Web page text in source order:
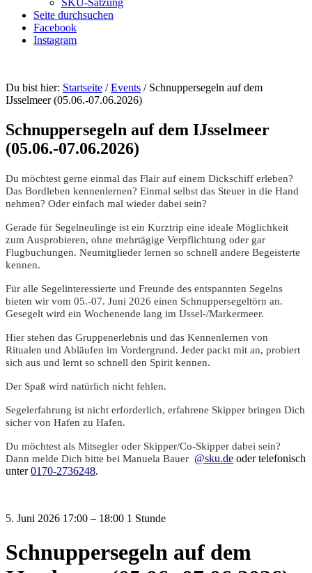
SKU-Satzung
Seite durchsuchen
Facebook
Instagram
Du bist hier: Startseite /Events / Schnuppersegeln auf dem
IJsselmeer (05.06.-07.06.2026)
Schnuppersegeln auf dem IJsselmeer
(05.06.-07.06.2026)
Du möchtest gerne einmal das Flair auf einem Dickschiff erleben?
Das Bordleben kennenlernen? Einmal selbst das Steuer in die Hand
nehmen? Oder einfach mal wieder dabei sein?
Gerade für Segelneulinge ist ein Kurztrip eine ideale Möglichkeit
zum Ausprobieren, ohne mehrtägige Verpflichtung oder gar
Flugbuchungen. Neumitglieder lernen so schnell andere Begeisterte
kennen.
Für alle Segelinteressierte und Freunde des entspannten Segelns
bieten wir vom 05.-07. Juni 2026 einen Schnuppersegeltörn an.
Gesegelt wird ein Wochenende lang im IJssel-/Markermeer.
Hier stehen das Gruppenerlebnis und das Kennenlernen von
Ritualen und Abläufen im Vordergrund. Jeder packt mit an, probiert
sich aus und lernt so schnell den Spirit kennen.
Der Spaß wird natürlich nicht fehlen.
Segelerfahrung ist nicht erforderlich, erfahrene Skipper bringen Dich
sicher von Hafen zu Hafen.
Du möchtest als Mitsegler oder Skipper/Co-Skipper dabei sein?
Dann melde Dich bitte bei Manuela Bauer @sku.de oder telefonisch
unter0170-2736248.
5. Juni 2026 17:00 – 18:00 1 Stunde
Schnuppersegeln auf dem